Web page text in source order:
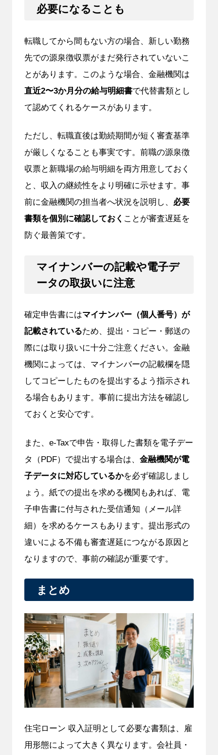
必要になることも
転職してから間もない方の場合、新しい勤務
先での源泉徴収票がまだ発行されていないこ
とがあります。このような場合、金融機関は
直近2〜3か月分の給与明細書で代替書類とし
て認めてくれるケースがあります。
ただし、転職直後は勤続期間が短く審査基準
が厳しくなることも事実です。前職の源泉徴
収票と新職場の給与明細を両方用意しておく
と、収入の継続性をより明確に示せます。事
前に金融機関の担当者へ状況を説明し、 必要
書類を個別に確認しておく ことが審査遅延を
防ぐ最善策です。
マイナンバーの記載や電子デ
ータの取扱いに注意
確定申告書にはマイナンバー（個人番号）が
記載されているため、提出・コピー・郵送の
際には取り扱いに十分ご注意ください。金融
機関によっては、マイナンバーの記載欄を隠
してコピーしたものを提出するよう指示され
る場合もあります。事前に提出方法を確認し
ておくと安心です。
また、e-Taxで申告・取得した書類を電子デー
タ（PDF）で提出する場合は、 金融機関が電
子データに対応しているかを必ず確認しまし
ょう。紙での提出を求める機関もあれば、電
子申告書に付与された受信通知（メール詳
細）を求めるケースもあります。提出形式の
違いによる不備も審査遅延につながる原因と
なりますので、事前の確認が重要です。
まとめ
住宅ローン 収入証明として必要な書類は、雇
用形態によって大きく異なります。会社員・